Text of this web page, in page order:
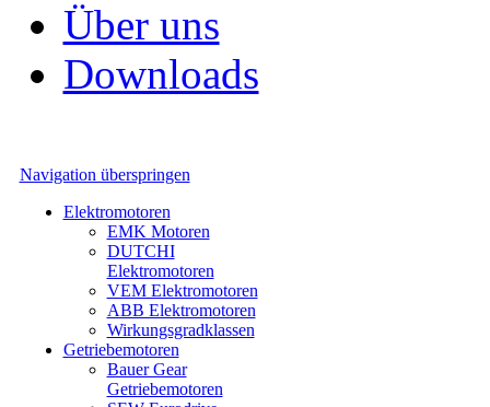
Über uns
Downloads
Navigation überspringen
Elektromotoren
EMK Motoren
DUTCHI
Elektromotoren
VEM Elektromotoren
ABB Elektromotoren
Wirkungsgradklassen
Getriebemotoren
Bauer Gear
Getriebemotoren